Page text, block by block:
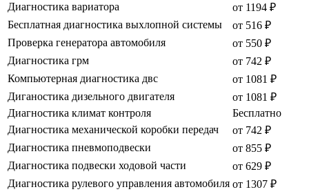
Диагностика вариатора
от 1194 ₽
Бесплатная диагностика выхлопной системы
от 516 ₽
Проверка генератора автомобиля
от 550 ₽
Диагностика грм
от 742 ₽
Компьютерная диагностика двс
от 1081 ₽
Диганостика дизельного двигателя
от 1081 ₽
Диагностика климат контроля
Бесплатно
Диагностика механической коробки передач
от 742 ₽
Диагностика пневмоподвески
от 855 ₽
Диагностика подвески ходовой части
от 629 ₽
Диагностика рулевого управления автомобиля от 1307 ₽